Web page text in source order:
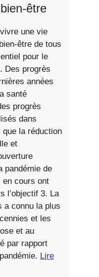
être
une vie
être de tous
pour le
Des progrès
années
santé
progrès
dans
que la réduction
et
pandémie de
en cours ont
l’objectif 3. La
a connu la plus
et les
et au
par rapport
Lire